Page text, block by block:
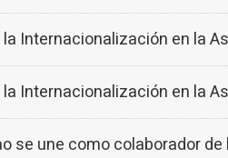
Internacionalización en la
Internacionalización en la
se une como colaborador